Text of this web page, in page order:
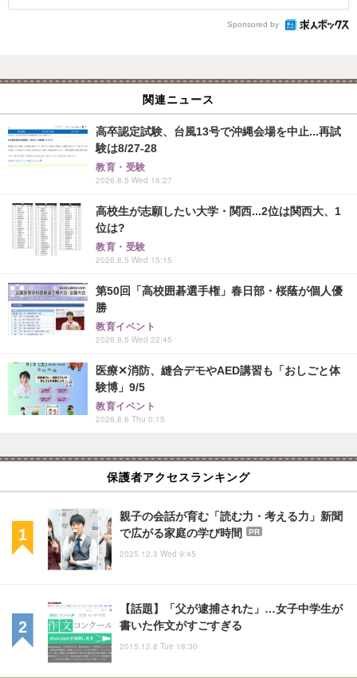
Sponsored by
関連ニュース
高卒認定試験、台風13号で沖縄会場を中止...再試
験は8/27-28
教育・受験
2026.8.5 Wed 16:27
高校生が志願したい大学・関西...2位は関西大、1
位は?
教育・受験
2026.8.5 Wed 15:15
第50回「高校囲碁選手権」春日部・桜蔭が個人優
勝
教育イベント
2026.8.5 Wed 22:45
医療✕消防、縫合デモやAED講習も「おしごと体
験博」9/5
教育イベント
2026.8.6 Thu 0:15
保護者アクセスランキング
親子の会話が育む「読む力・考える力」新聞
で広がる家庭の学び時間
PR
2025.12.3 Wed 9:45
【話題】「父が逮捕された」…女子中学生が
書いた作文がすごすぎる
2015.12.8 Tue 18:30